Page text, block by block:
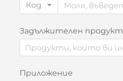
Код
Задължителен продукт
Приложение